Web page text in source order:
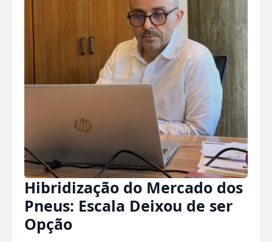
Hibridização do Mercado dos
Pneus: Escala Deixou de ser
Opção